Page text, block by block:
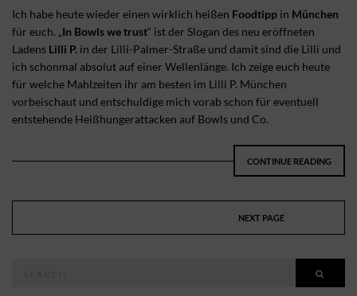
Ich habe heute wieder einen wirklich heißen Foodtipp in München
für euch. „In Bowls we trust“ ist der Slogan des neu eröffneten
Ladens Lilli P. in der Lilli-Palmer-Straße und damit sind die Lilli und
ich schonmal absolut auf einer Wellenlänge. Ich zeige euch heute
für welche Mahlzeiten ihr am besten im Lilli P. München
vorbeischaut und entschuldige mich vorab schon für eventuell
entstehende Heißhungerattacken auf Bowls und Co.
CONTINUE READING
NEXT PAGE